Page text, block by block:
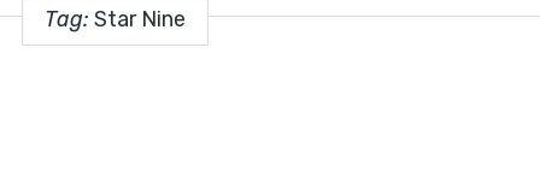
Tag: Star Nine